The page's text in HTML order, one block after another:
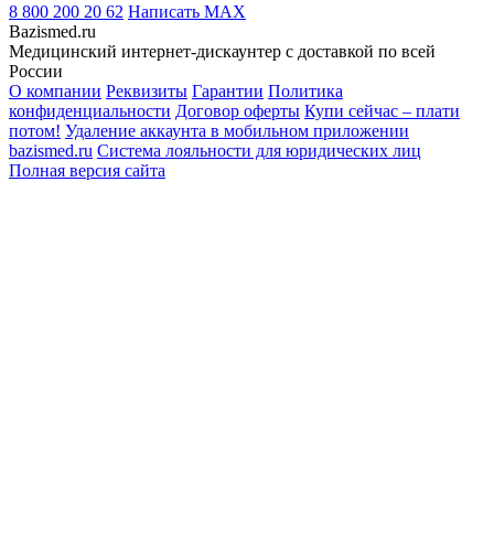
8 800 200 20 62 Написать MAX
Bazismed.ru
Медицинский интернет-дискаунтер с доставкой по всей
России
О компании Реквизиты Гарантии Политика
конфиденциальности Договор оферты Купи сейчас – плати
потом! Удаление аккаунта в мобильном приложении
bazismed.ru Система лояльности для юридических лиц
Полная версия сайта